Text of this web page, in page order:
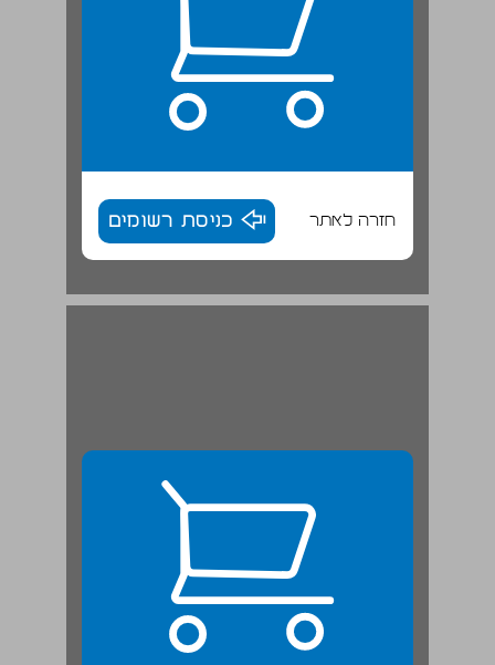
חזרה לאתר כניסת רשומים